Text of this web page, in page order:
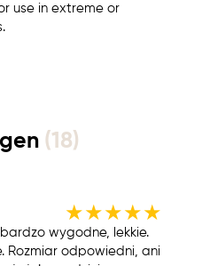
use in extreme or
(18)
★★★★★
wygodne, lekkie.
Rozmiar odpowiedni, ani